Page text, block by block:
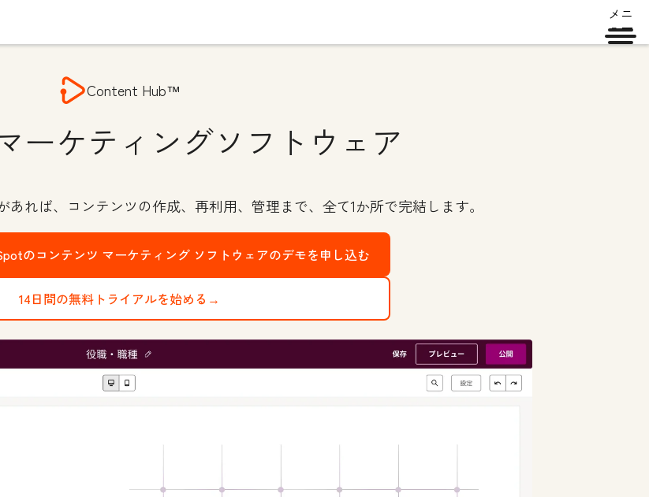
メニ
ュー
Content Hub™
ーケティングソフトウェア
れば、コンテンツの作成、再利用、管理まで、全て1か所で完結します。
のコンテンツ マーケティング ソフトウェアのデモを申し込む
14日間の無料トライアルを始める→